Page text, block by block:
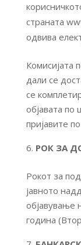
страната
одвива
Комисијата
дали се
се
објавата по
пријавите
РОК ЗА
Рокот за
јавното
објавување
година